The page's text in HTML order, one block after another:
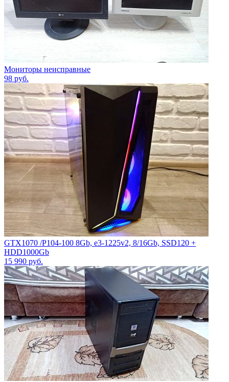
Мониторы неисправные
98 руб.
GTX1070 /P104-100 8Gb, е3-1225v2, 8/16Gb, SSD120 +
HDD1000Gb
15 990 руб.